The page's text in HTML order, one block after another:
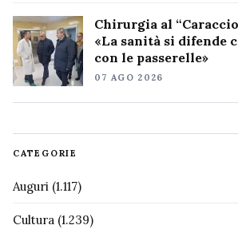
Chirurgia al
«La sanità si difende
con le passerelle»
07 AGO 2026
CATEGORIE
Auguri (1.117)
Cultura (1.239)